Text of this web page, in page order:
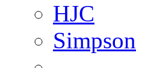
HJC
Simpson